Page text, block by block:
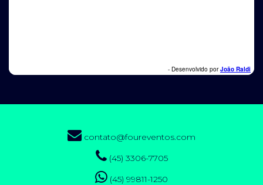
contato@foureventos.com
(45) 3306-7705
(45) 99811-1250